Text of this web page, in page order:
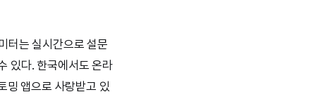
터는 실시간으로 설문
있다. 한국에서도 온라
밍 앱으로 사랑받고 있